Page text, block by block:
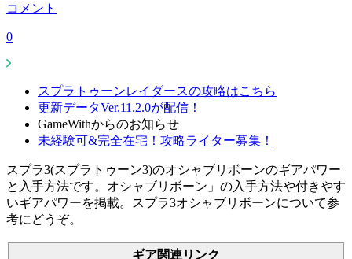
コメント
0
スプラトゥーンレイダースの攻略はこちら
更新データVer.11.2.0が配信！
GameWithからのお知らせ
未経験可&完全在宅！攻略ライター募集！
スプラ3(スプラトゥーン3)のオシャブリボーンのギアパワー
と入手方法です。オシャブリボーン」の入手方法や付きやす
いギアパワーを掲載。スプラ3オシャブリボーンについて参
考にどうぞ。
ギア関連リンク